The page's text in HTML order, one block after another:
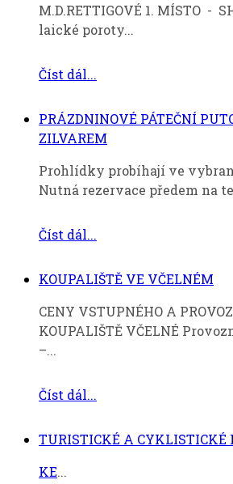
M.D.RETTIGOVÉ 1. MÍSTO -
laické poroty...
Číst dál...
PRÁZDNINOVÉ PÁTEČNÍ
ZILVAREM
Prohlídky probíhají ve
Nutná rezervace předem na
Číst dál...
KOUPALIŠTĚ VE VČELNÉM
CENY VSTUPNÉHO A
KOUPALIŠTĚ VČELNÉ
–...
Číst dál...
TURISTICKÉ A CYKLISTICKÉ
KE...